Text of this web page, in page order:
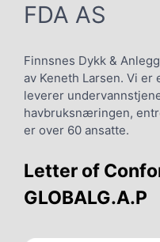
FDA AS
Finnsnes Dykk &
av Keneth Larsen. Vi
leverer
havbruksnæringen,
er over 60 ansatte.
Letter of
GLOBALG.A.P